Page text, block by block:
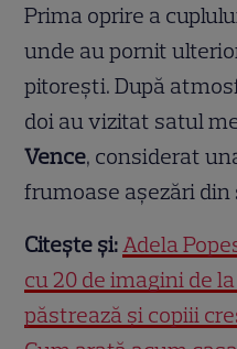
Prima oprire a
unde au pornit
pitorești. După
doi au vizitat satul
Vence, considerat
frumoase așezări din
Citește și:Adela
cu 20 de imagini de
păstrează și copiii